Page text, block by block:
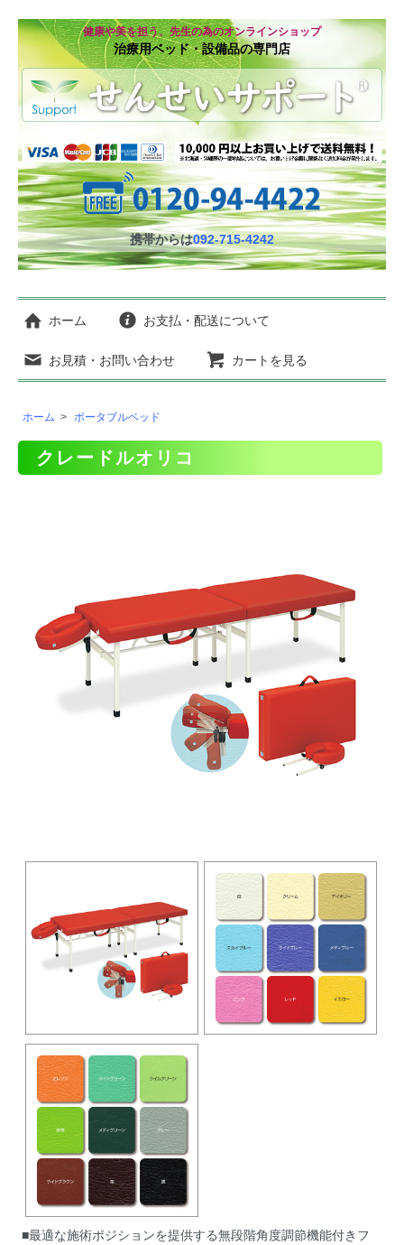
健康や美を担う、先生の為のオンラインショップ
治療用ベッド・設備品の専門店
携帯からは092-715-4242
ホーム お支払・配送について
お見積・お問い合わせ カートを見る
ホーム > ポータブルベッド
クレードルオリコ
■最適な施術ポジションを提供する無段階角度調節機能付きフ